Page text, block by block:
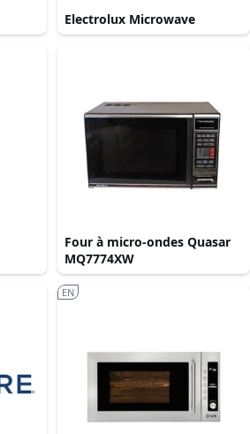
Electrolux Microwave
Four à micro-ondes Quasar
MQ7774XW
EN